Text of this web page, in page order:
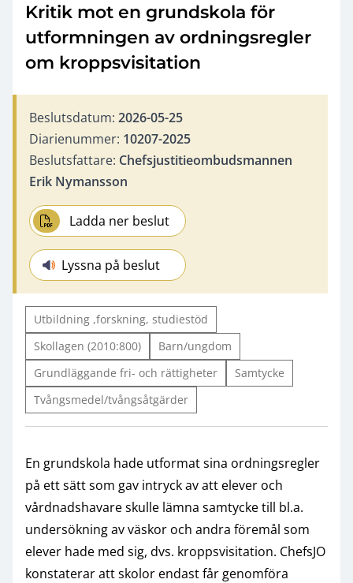
Kritik mot en grundskola för
utformningen av ordningsregler
om kroppsvisitation
Beslutsdatum: 2026-05-25
Diarienummer: 10207-2025
Beslutsfattare: Chefsjustitieombudsmannen
Erik Nymansson
Ladda ner beslut
Lyssna på beslut
Utbildning ,forskning, studiestöd
Skollagen (2010:800)
Barn/ungdom
Grundläggande fri- och rättigheter
Samtycke
Tvångsmedel/tvångsåtgärder
En grundskola hade utformat sina ordningsregler
på ett sätt som gav intryck av att elever och
vårdnadshavare skulle lämna samtycke till bl.a.
undersökning av väskor och andra föremål som
elever hade med sig, dvs. kroppsvisitation. ChefsJO
konstaterar att skolor endast får genomföra